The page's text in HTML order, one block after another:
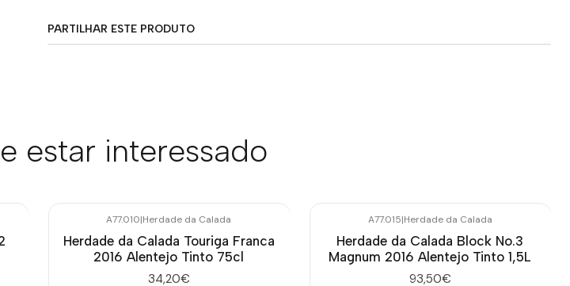
PARTILHAR ESTE PRODUTO
estar interessado
A77.010|Herdade da Calada
Herdade da Calada Touriga Franca
2016 Alentejo Tinto 75cl
34,20€
A77.015|Herdade da Calada
Herdade da Calada Block No.3
Magnum 2016 Alentejo Tinto 1,5L
93,50€